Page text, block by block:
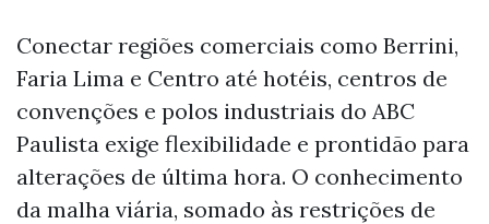
Conectar regiões comerciais como Berrini,
Faria Lima e Centro até hotéis, centros de
convenções e polos industriais do ABC
Paulista exige flexibilidade e prontidão para
alterações de última hora. O conhecimento
da malha viária, somado às restrições de